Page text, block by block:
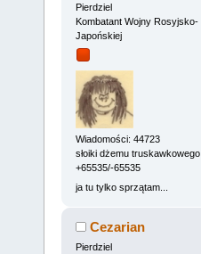
Pierdziel
Kombatant Wojny Rosyjsko-
Japońskiej
Wiadomości: 44723
słoiki dżemu truskawkowego
+65535/-65535
ja tu tylko sprzątam...
Cezarian
Pierdziel